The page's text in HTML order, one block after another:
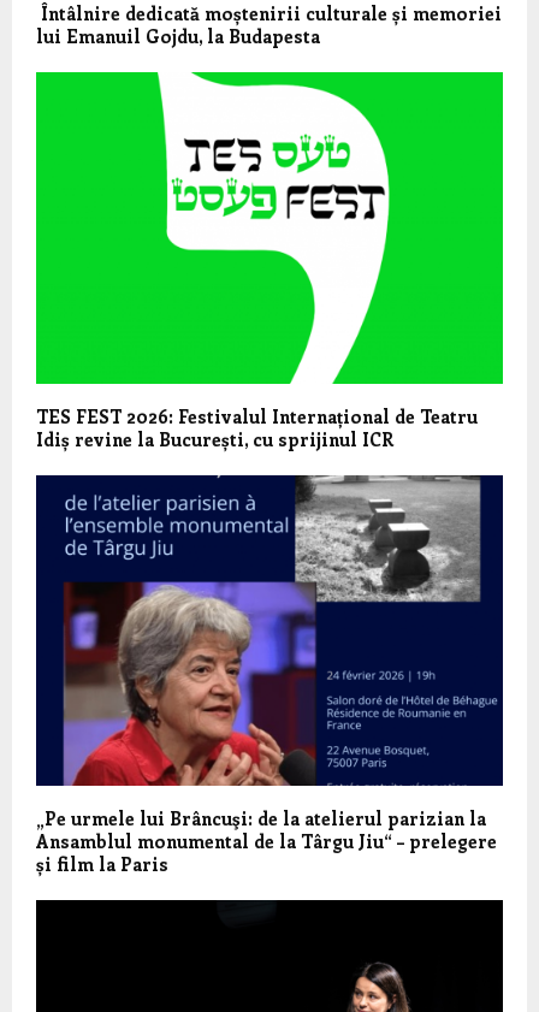
Întâlnire dedicată moștenirii culturale și memoriei
lui Emanuil Gojdu, la Budapesta
TES FEST 2026: Festivalul Internațional de Teatru
Idiș revine la București, cu sprijinul ICR
„Pe urmele lui Brâncuşi: de la atelierul parizian la
Ansamblul monumental de la Târgu Jiu“ – prelegere
și film la Paris